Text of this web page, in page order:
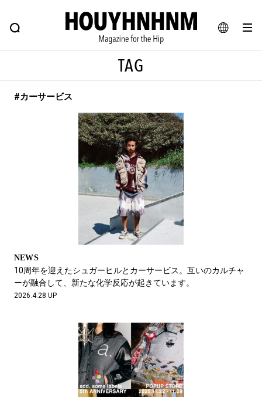
JA
FEATURE BLOG SNAP
ヒップなファッション、カルチャー、ライフスタイルWEBマガジン
#SHOPPING ADDICT #憧れの逸品
#ESSENTIAL DESIGNS #古着サミット
#NEW VINTAGE #マイナーグッド図鑑
#路地裏てぃーん。 #MONTHLY JOURNAL
#フイナムのYouTube
#FOCUS IT #AH.H
#FASHION #MUSIC
#LIFESTYLE
#SPORTS #HANDSOME HANDBOOK
TAG
#カーサービス
NEWS
10周年を迎えたシュガーヒルとカーサービス。互いのカルチャ
ーが融合して、新たな化学反応が起きています。
2026.4.28 UP